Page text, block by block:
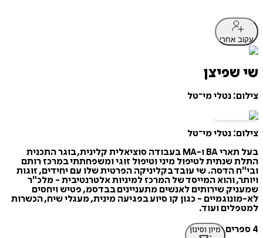
עקוב אחרי
שי שפיצן
צילום: נטלי מי־טל
צילום: נטלי מי־טל
בעל תארי BA ו-MA בעבודה סוציאלית קלינית, בוגר התכנית
התלת שנתית לטיפול מיני וטיפול זוגי ומשפחתתי במרכז רותם
ובי"ח הדסה. שי עובד בקליניקה הפרטית שלו עם יחידים, זוגות
ויותר, והוא המייסד של המרכז למיניות אלטרנטיבית - מלכ"ר
שמעניק שירותים לאנשים מתעניינים בבדסמ, פטיש ויחסים
לא-מונוגמיים - כגון קו סיוע בפגיעה מינית, מעגלי שיח, הכשרות
למטפלים ועוד.
4 ספרים
מיון וסינון